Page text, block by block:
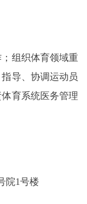
组织体育领域重
导、协调运动员
育系统医务管理
院1号楼